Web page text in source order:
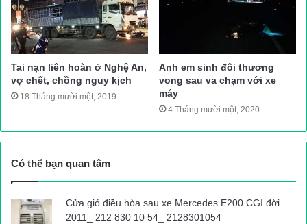
Nguyên nhân vụ tai nạn hiện đang được cơ quan chức năng
điều tra, làm rõ.
Duy Lợi
Nguồn bài viết:ATGT.VN
Tai nạn liên hoàn ở Nghệ An,
vợ chết, chồng nguy kịch
18 Tháng mười một, 2019
Anh em sinh đôi thương
vong sau va chạm với xe
máy
4 Tháng mười một, 2020
Có thể bạn quan tâm
Cửa gió điều hòa sau xe Mercedes E200 CGI đời
2011_ 212 830 10 54_ 2128301054